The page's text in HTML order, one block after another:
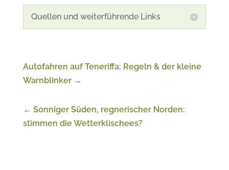
Quellen und weiterführende Links
Autofahren auf Teneriffa: Regeln & der kleine
Warnblinker→
← Sonniger Süden, regnerischer Norden:
stimmen die Wetterklischees?